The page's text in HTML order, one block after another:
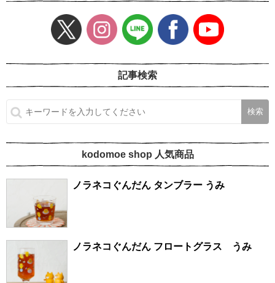
記事検索
kodomoe shop 人気商品
ノラネコぐんだん タンブラー うみ
ノラネコぐんだん フロートグラス うみ